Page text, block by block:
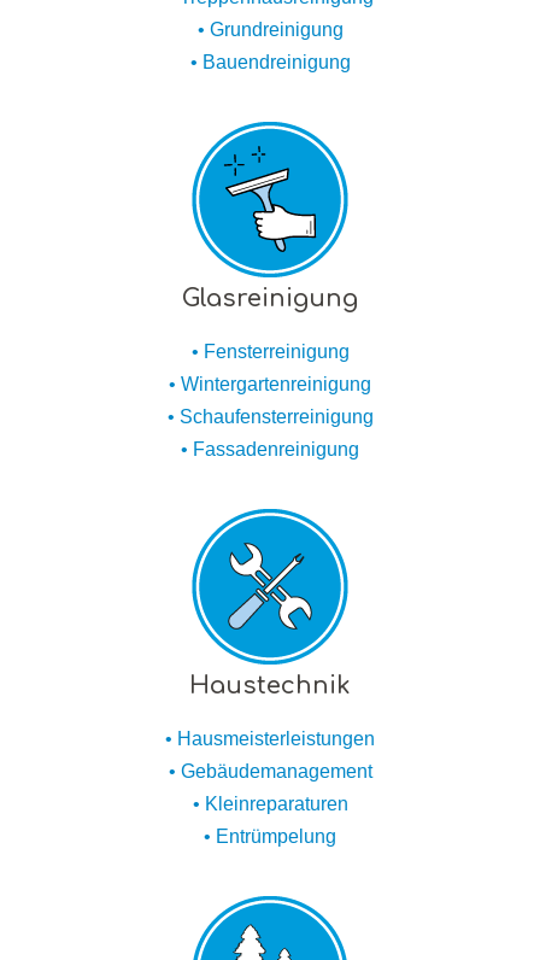
• Grundreinigung
• Bauendreinigung
Glasreinigung
• Fensterreinigung
• Wintergartenreinigung
• Schaufensterreinigung
• Fassadenreinigung
Haustechnik
• Hausmeisterleistungen
• Gebäudemanagement
• Kleinreparaturen
• Entrümpelung